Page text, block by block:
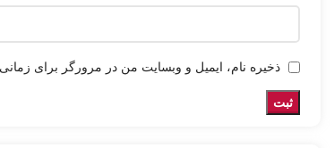
ذخیره نام، ایمیل و وبسایت من در مرورگر برای